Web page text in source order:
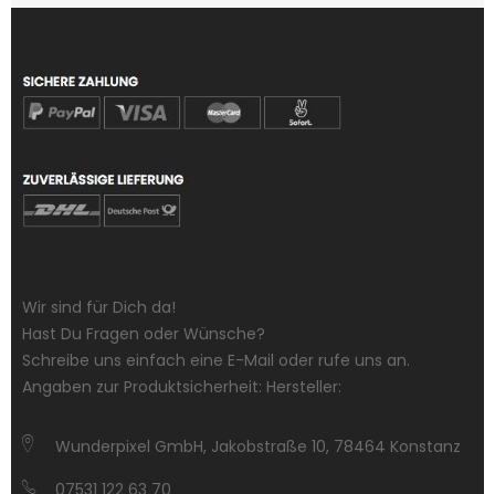
Wir sind für Dich da!
Hast Du Fragen oder Wünsche?
Schreibe uns einfach eine E-Mail oder rufe uns an.
Angaben zur Produktsicherheit: Hersteller:
Wunderpixel GmbH, Jakobstraße 10, 78464 Konstanz
07531 122 63 70